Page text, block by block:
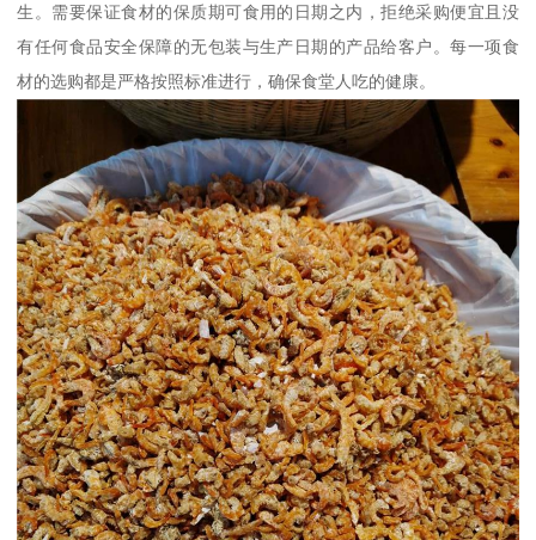
生。需要保证食材的保质期可食用的日期之内，拒绝采购便宜且没
有任何食品安全保障的无包装与生产日期的产品给客户。每一项食
材的选购都是严格按照标准进行，确保食堂人吃的健康。